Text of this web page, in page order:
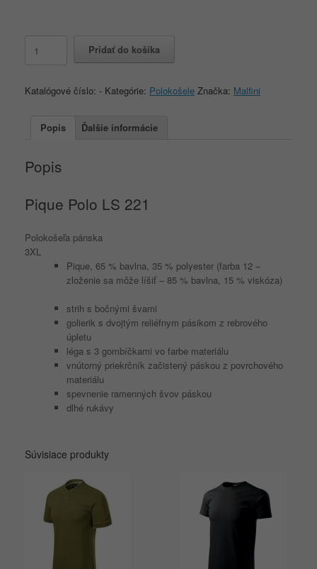
Pique
221
Pridať do košíka
Katalógové číslo: - Kategórie: Polokošele Značka: Malfini
Popis Ďalšie informácie
Popis
Pique Polo LS 221
Polokošeľa pánska
3XL
Pique, 65 % bavlna, 35 % polyester (farba 12 –
zloženie sa môže líšiť – 85 % bavlna, 15 % viskóza)
strih s bočnými švami
golierik s dvojtým reliéfnym pásikom z rebrového
úpletu
léga s 3 gombíčkami vo farbe materiálu
vnútorný priekrčník začistený páskou z povrchového
materiálu
spevnenie ramenných švov páskou
dlhé rukávy
Súvisiace produkty